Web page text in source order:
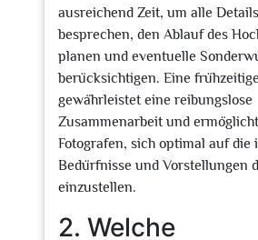
ausreichend Zeit, um alle
besprechen, den Ablauf des
planen und eventuelle
berücksichtigen. Eine
gewährleistet eine reibungslose
Zusammenarbeit und
Fotografen, sich optimal auf die
Bedürfnisse und Vorstellungen
einzustellen.
2. Welche